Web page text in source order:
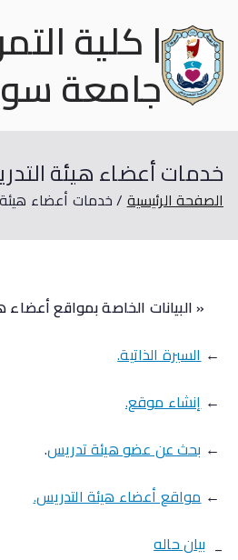
| كلية
جامعة
خدمات أعضاء هيئة
الصفحة الرئيسية خدمات أعضاء
« البيانات الخاصة بمواقع أعضاء
← السيرة الذاتية.
←إنشاء موقع.
← بحث عن عضو هيئة تدريس.
←مواقع أعضاء هيئة التدريس.
_ بيان حاله